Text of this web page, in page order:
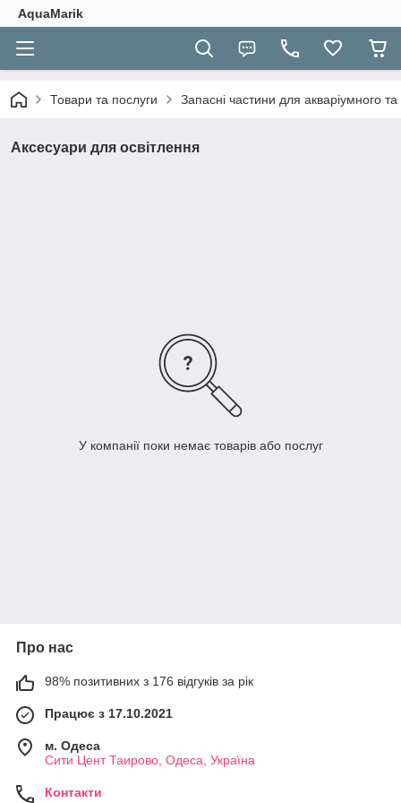
AquaMarik
Товари та послуги Запасні частини для акваріумного
Аксесуари для освітлення
У компанії поки немає товарів або послуг
Про нас
98% позитивних з 176 відгуків за рік
Працює з 17.10.2021
м. Одеса
Сити Цент Таирово, Одеса, Україна
Контакти